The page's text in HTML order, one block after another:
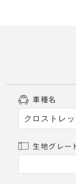
車種名
生地グレー